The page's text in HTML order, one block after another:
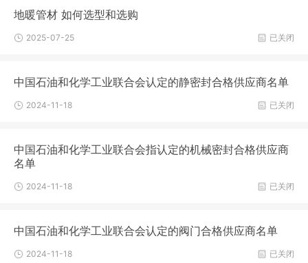
地暖管材 如何选型和选购
已关闭
2025-07-25
中国石油和化学工业联合会认定的静密封合格供应商名单
已关闭
2024-11-18
中国石油和化学工业联合会指认定的机械密封合格供应商
名单
已关闭
2024-11-18
中国石油和化学工业联合会认定的阀门合格供应商名单
已关闭
2024-11-18